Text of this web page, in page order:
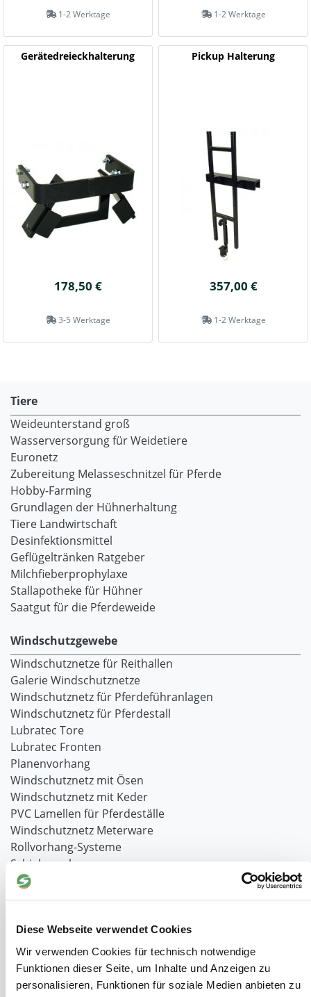
Diese Webseite verwendet Cookies
Wir verwenden Cookies für technisch notwendige
Funktionen dieser Seite, um Inhalte und Anzeigen zu
personalisieren, Funktionen für soziale Medien anbieten zu
1-2 Werktage 1-2 Werktage
Gerätedreieckhalterung
178,50 €
3-5 Werktage
Pickup Halterung
357,00 €
1-2 Werktage
Tiere
Weideunterstand groß
Wasserversorgung für Weidetiere
Euronetz
Zubereitung Melasseschnitzel für Pferde
Hobby-Farming
Grundlagen der Hühnerhaltung
Tiere Landwirtschaft
Desinfektionsmittel
Geflügeltränken Ratgeber
Milchfieberprophylaxe
Stallapotheke für Hühner
Saatgut für die Pferdeweide
Windschutzgewebe
Windschutznetze für Reithallen
Galerie Windschutznetze
Windschutznetz für Pferdeführanlagen
Windschutznetz für Pferdestall
Lubratec Tore
Lubratec Fronten
Planenvorhang
Windschutznetz mit Ösen
Windschutznetz mit Keder
PVC Lamellen für Pferdeställe
Windschutznetz Meterware
Rollvorhang-Systeme
Schiebevorhang
Windnetzrecher
SIMAtex-Windschutznetze
Hof- und Stall
Schiebetor über Eck selber bauen
Planenhauben für Unterstände